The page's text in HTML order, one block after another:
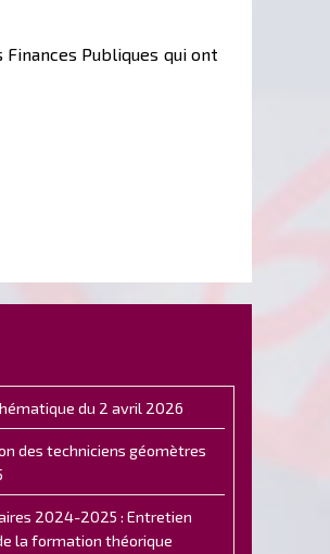
Publiques qui ont
du 2 avril 2026
des techniciens géomètres
2024-2025 : Entretien
la formation théorique